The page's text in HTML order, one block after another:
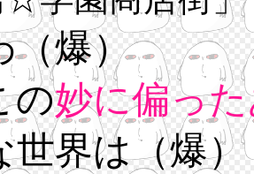
（爆）
の妙に偏っ
世界は（爆）